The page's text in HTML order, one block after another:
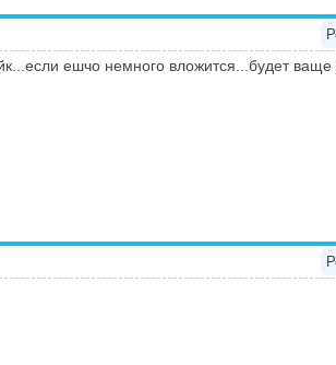
ешчо немного вложится...будет ваще